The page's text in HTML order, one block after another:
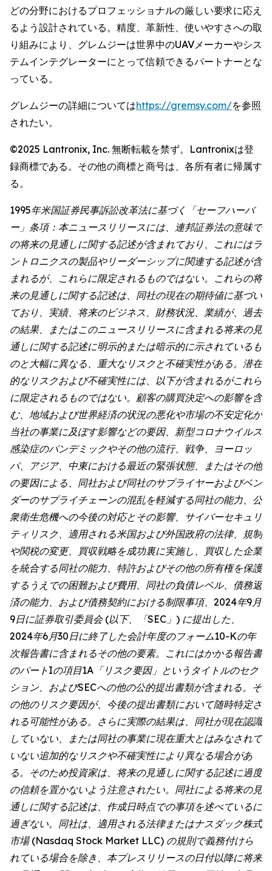
どの分野におけるプロフェッショナルの厳しい要求に応え
るよう設計されている。精度、革新性、使いやすさへの取
り組みにより、グレムジーは世界中のUAVメーカーやシス
テムインテグレーターにとって信頼できるパートナーとな
っている。
グレムジーの詳細についてはhttps://gremsy.com/を参照
されたい。
©2025 Lantronix, Inc. 無断転載を禁ず。Lantronixは登
録商標である。その他の商標と商号は、各所有者に帰属す
る。
1995年米国証券民事訴訟改革法に基づく「セーフハーバ
ー」条項：本ニュースリリースには、連邦証券法の意味で
の将来の見通しに関する記述が含まれており、これにはラ
ントロニクスの製品やリーダーシップに関連する記述が含
まれるが、これらに限定されるものではない。これらの将
来の見通しに関する記述は、同社の現在の期待値に基づい
ており、実績、将来のビジネス、財務状況、業績が、過去
の結果、またはこのニュースリリースに含まれる将来の見
通しに関する記述に明示的または暗示的に示されているも
のと大幅に異なる、重大なリスクと不確実性がある。潜在
的なリスクおよび不確実性には、以下が含まれるがこれら
に限定されるものではない。顧客の購買決定への影響を含
む、地域および世界経済の状況の悪化や市場の不安定化が
当社の事業に及ぼす影響などの要因、新型コロナウイルス
感染症のパンデミックやその他の流行、戦争、ヨーロッ
パ、アジア、中東における最近の緊張状態、またはその他
の要因による、同社および同社のサプライヤーおよびベン
ダーのサプライチェーンの混乱を軽減する同社の能力、公
衆衛生危機への今後の対応とその影響、サイバーセキュリ
ティリスク、適用される米国および外国政府の法律、規制
や関税の変更、買収戦略を成功裏に実施し、買収した企業
を統合する同社の能力、特許およびその他の所有権を保護
するうえでの困難および費用、同社の負債レベル、債務返
済の能力、および債務契約における制限事項、2024年9月
9日に証券取引委員会 (以下、「SEC」) に提出した、
2024年6月30日に終了した会計年度のフォーム10-Kの年
次報告書に含まれるその他の要素。これにはかかる報告書
のパートIの項目1A「リスク要因」というタイトルのセク
ション、およびSECへの他の公的提出書類が含まれる。そ
の他のリスク要因が、今後の提出書類において随時特定さ
れる可能性がある。さらに実際の結果は、同社が現在認識
していない、または同社の事業に現在重大とはみなされて
いない追加的なリスクや不確実性により異なる場合があ
る。そのため投資家は、将来の見通しに関する記述に過度
の信頼を置かないよう注意されたい。同社による将来の見
通しに関する記述は、作成日時点での事項を述べているに
過ぎない。同社は、適用される法律またはナスダック株式
市場 (Nasdaq Stock Market LLC) の規則で義務付けら
れている場合を除き、本プレスリリースの日付以降に将来